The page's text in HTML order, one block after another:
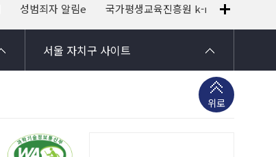
성범죄자 알림e 국가평생교육진흥원 k-mooc
서울 자치구 사이트
위로